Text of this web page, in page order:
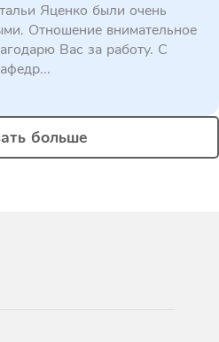
Яценко были очень
Отношение внимательное
Вас за работу. С
больше